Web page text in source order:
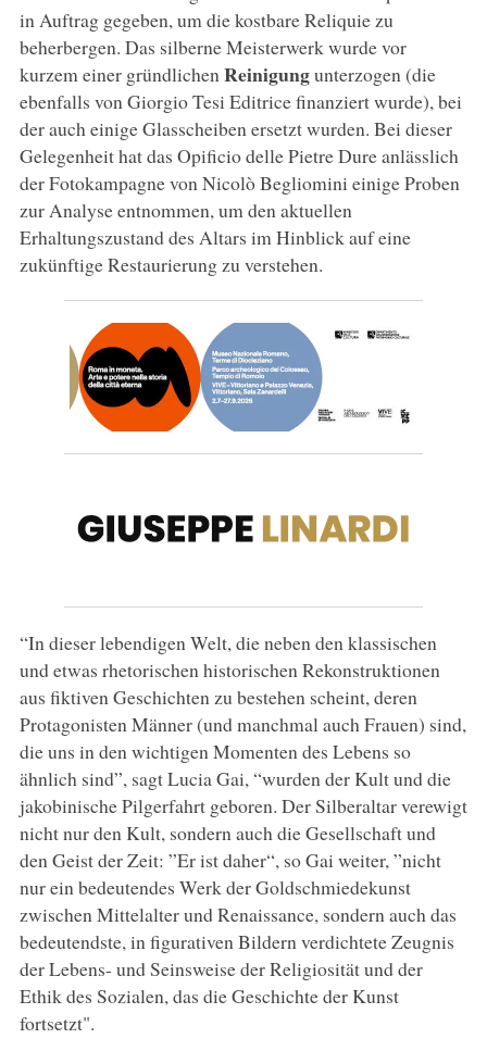
in Auftrag gegeben, um die kostbare Reliquie zu
beherbergen. Das silberne Meisterwerk wurde vor
kurzem einer gründlichen Reinigungunterzogen (die
ebenfalls von Giorgio Tesi Editrice finanziert wurde), bei
der auch einige Glasscheiben ersetzt wurden. Bei dieser
Gelegenheit hat das Opificio delle Pietre Dure anlässlich
der Fotokampagne von Nicolò Begliomini einige Proben
zur Analyse entnommen, um den aktuellen
Erhaltungszustand des Altars im Hinblick auf eine
zukünftige Restaurierung zu verstehen.
“In dieser lebendigen Welt, die neben den klassischen
und etwas rhetorischen historischen Rekonstruktionen
aus fiktiven Geschichten zu bestehen scheint, deren
Protagonisten Männer (und manchmal auch Frauen) sind,
die uns in den wichtigen Momenten des Lebens so
ähnlich sind”, sagt Lucia Gai, “wurden der Kult und die
jakobinische Pilgerfahrt geboren. Der Silberaltar verewigt
nicht nur den Kult, sondern auch die Gesellschaft und
den Geist der Zeit: ”Er ist daher“, so Gai weiter, ”nicht
nur ein bedeutendes Werk der Goldschmiedekunst
zwischen Mittelalter und Renaissance, sondern auch das
bedeutendste, in figurativen Bildern verdichtete Zeugnis
der Lebens- und Seinsweise der Religiosität und der
Ethik des Sozialen, das die Geschichte der Kunst
fortsetzt".